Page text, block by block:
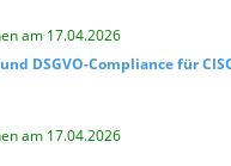
am 17.04.2026
DSGVO-Compliance für
am 17.04.2026